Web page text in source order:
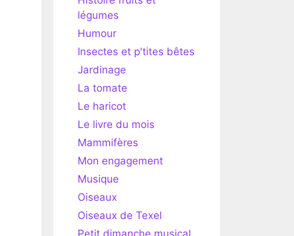
légumes
Humour
Insectes et p'tites bêtes
Jardinage
La tomate
Le haricot
Le livre du mois
Mammifères
Mon engagement
Musique
Oiseaux
Oiseaux de Texel
Petit dimanche musical